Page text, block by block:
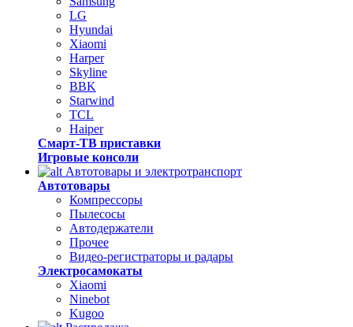
LG
Hyundai
Xiaomi
Harper
Skyline
BBK
Starwind
TCL
Haiper
Смарт-ТВ приставки
Игровые консоли
Автотовары и электротранспорт
Автотовары
Компрессоры
Пылесосы
Автодержатели
Прочее
Видео-регистраторы и радары
Электросамокаты
Xiaomi
Ninebot
Kugoo